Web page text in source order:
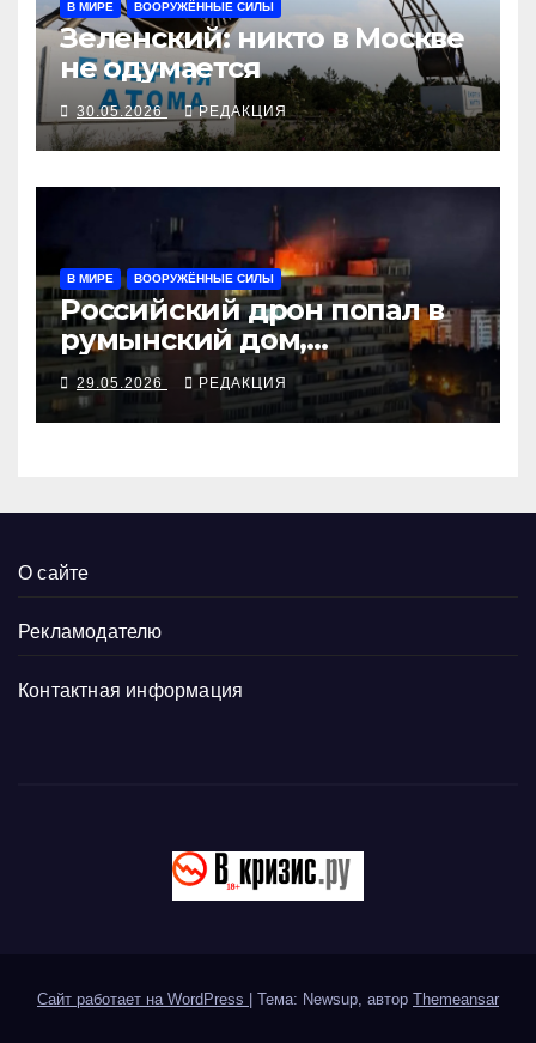
В МИРЕ ВООРУЖЁННЫЕ СИЛЫ
Зеленский: никто в Москве
не одумается
30.05.2026 РЕДАКЦИЯ
В МИРЕ ВООРУЖЁННЫЕ СИЛЫ
Российский дрон попал в
румынский дом,
украинские БПЛА бьют по
российским НПЗ
29.05.2026 РЕДАКЦИЯ
О сайте
Рекламодателю
Контактная информация
Сайт работает на WordPress Тема: Newsup, автор Themeansar